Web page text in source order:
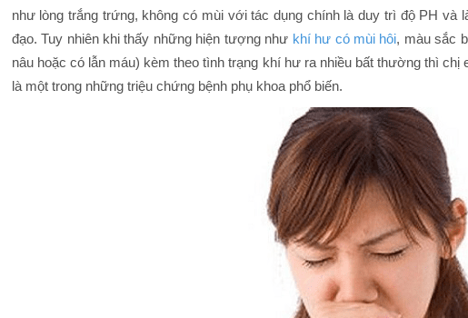
như lòng trắng trứng, không có mùi với tác dụng chính là duy trì độ PH và
đạo. Tuy nhiên khi thấy những hiện tượng như khí hư có mùi hôi, màu sắc
nâu hoặc có lẫn máu) kèm theo tình trạng khí hư ra nhiều bất thường thì chị
là một trong những triệu chứng bệnh phụ khoa phổ biến.